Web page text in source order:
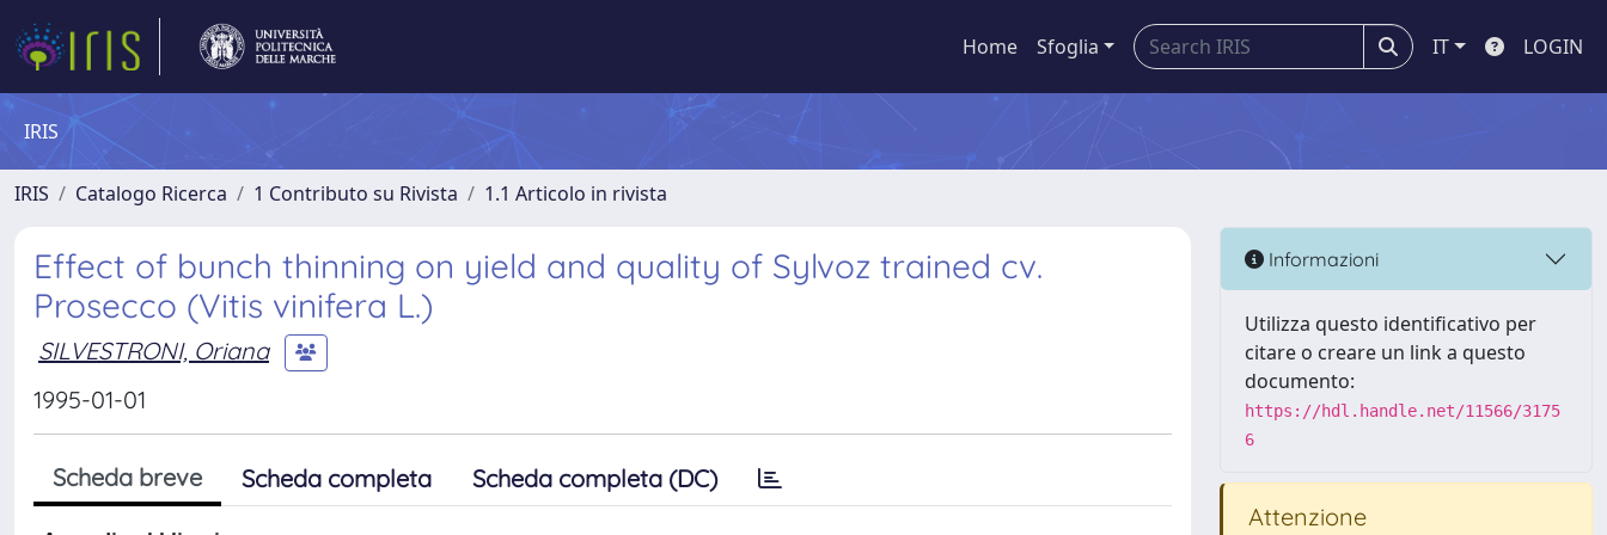
Home Sfoglia IT LOGIN
IRIS
IRIS Catalogo Ricerca 1 Contributo su Rivista 1.1 Articolo in rivista
Effect of bunch thinning on yield and quality of Sylvoz trained cv.
Prosecco (Vitis vinifera L.)
SILVESTRONI, Oriana
1995-01-01
Scheda breve Scheda completa Scheda completa (DC)
Informazioni
Utilizza questo identificativo per
citare o creare un link a questo
documento:
https://hdl.handle.net/11566/3175
6
Attenzione